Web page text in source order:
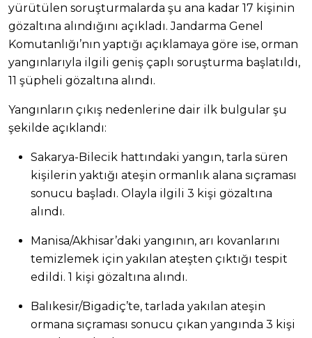
yürütülen soruşturmalarda şu ana kadar 17 kişinin
gözaltına alındığını açıkladı. Jandarma Genel
Komutanlığı’nın yaptığı açıklamaya göre ise, orman
yangınlarıyla ilgili geniş çaplı soruşturma başlatıldı,
11 şüpheli gözaltına alındı.
Yangınların çıkış nedenlerine dair ilk bulgular şu
şekilde açıklandı:
Sakarya-Bilecik hattındaki yangın, tarla süren
kişilerin yaktığı ateşin ormanlık alana sıçraması
sonucu başladı. Olayla ilgili 3 kişi gözaltına
alındı.
Manisa/Akhisar’daki yangının, arı kovanlarını
temizlemek için yakılan ateşten çıktığı tespit
edildi. 1 kişi gözaltına alındı.
Balıkesir/Bigadiç’te, tarlada yakılan ateşin
ormana sıçraması sonucu çıkan yangında 3 kişi